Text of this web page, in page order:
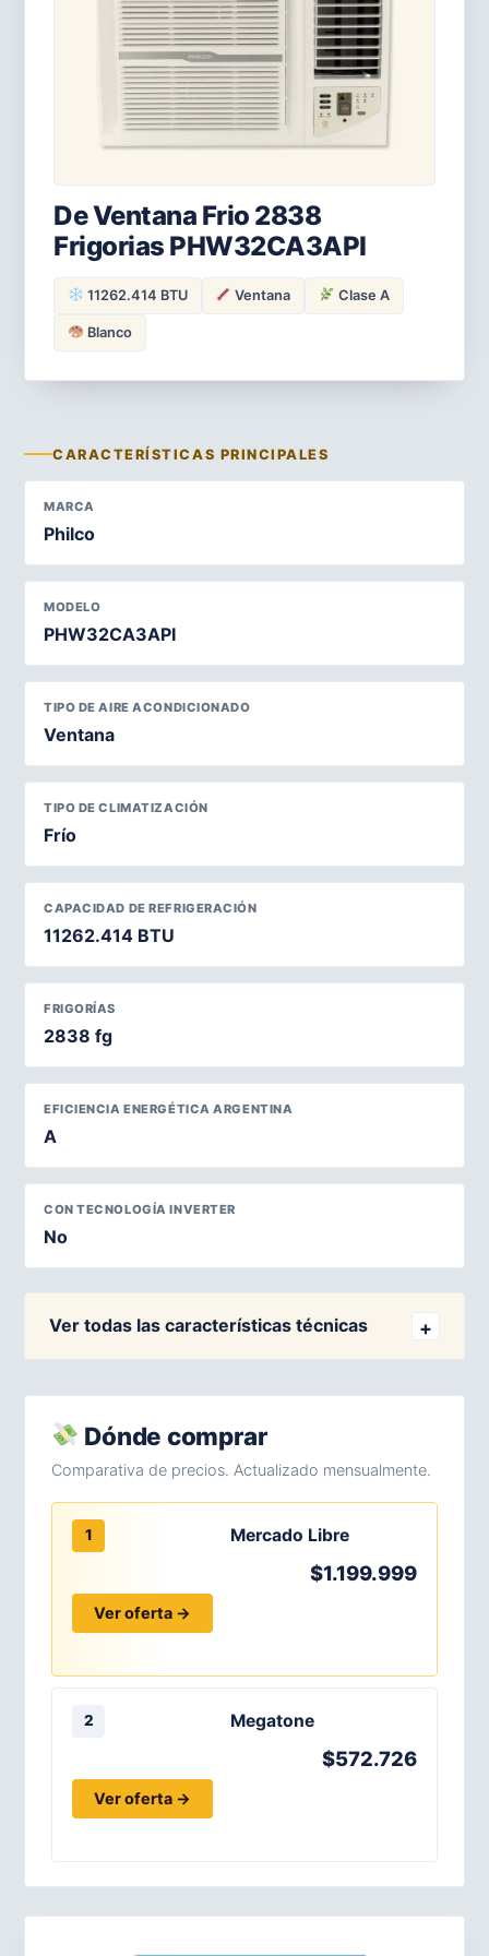
De Ventana Frio 2838
Frigorias PHW32CA3API
11262.414 BTU Ventana Clase A
Blanco
CARACTERÍSTICAS PRINCIPALES
MARCA
Philco
MODELO
PHW32CA3API
TIPO DE AIRE ACONDICIONADO
Ventana
TIPO DE CLIMATIZACIÓN
Frío
CAPACIDAD DE REFRIGERACIÓN
11262.414 BTU
FRIGORÍAS
2838 fg
EFICIENCIA ENERGÉTICA ARGENTINA
A
CON TECNOLOGÍA INVERTER
No
Ver todas las características técnicas
Dónde comprar
Comparativa de precios. Actualizado mensualmente.
1 Mercado Libre
$1.199.999
Ver oferta →
2 Megatone
$572.726
Ver oferta →